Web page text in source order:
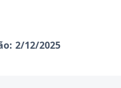
2/12/2025